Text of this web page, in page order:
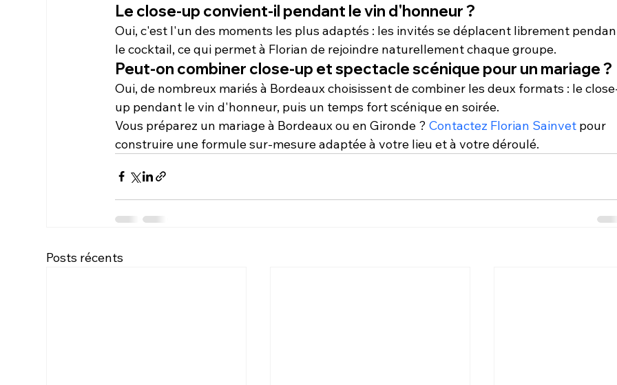
Le close-up convient-il pendant le vin d'honneur ?
Oui, c'est l'un des moments les plus adaptés : les invités se déplacent librement
le cocktail, ce qui permet à Florian de rejoindre naturellement chaque groupe.
Peut-on combiner close-up et spectacle scénique pour un mariage ?
Oui, de nombreux mariés à Bordeaux choisissent de combiner les deux formats : le
up pendant le vin d'honneur, puis un temps fort scénique en soirée.
Vous préparez un mariage à Bordeaux ou en Gironde ? Contactez Florian Sainvet pour
construire une formule sur-mesure adaptée à votre lieu et à votre déroulé.
Posts récents